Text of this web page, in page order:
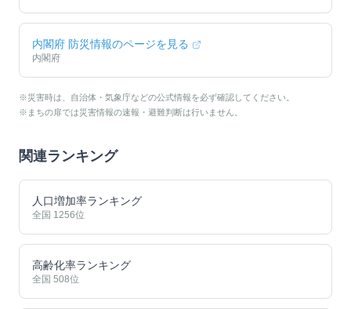
内閣府 防災情報のページを見る
内閣府
※災害時は、自治体・気象庁などの公式情報を必ず確認してください。
※まちの扉では災害情報の速報・避難判断は行いません。
関連ランキング
人口増加率ランキング
全国 1256位
高齢化率ランキング
全国 508位